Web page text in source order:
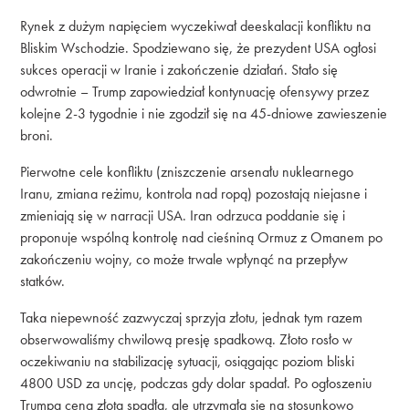
Rynek z dużym napięciem wyczekiwał deeskalacji konfliktu na
Bliskim Wschodzie. Spodziewano się, że prezydent USA ogłosi
sukces operacji w Iranie i zakończenie działań. Stało się
odwrotnie – Trump zapowiedział kontynuację ofensywy przez
kolejne 2-3 tygodnie i nie zgodził się na 45-dniowe zawieszenie
broni.
Pierwotne cele konfliktu (zniszczenie arsenału nuklearnego
Iranu, zmiana reżimu, kontrola nad ropą) pozostają niejasne i
zmieniają się w narracji USA. Iran odrzuca poddanie się i
proponuje wspólną kontrolę nad cieśniną Ormuz z Omanem po
zakończeniu wojny, co może trwale wpłynąć na przepływ
statków.
Taka niepewność zazwyczaj sprzyja złotu, jednak tym razem
obserwowaliśmy chwilową presję spadkową. Złoto rosło w
oczekiwaniu na stabilizację sytuacji, osiągając poziom bliski
4800 USD za uncję, podczas gdy dolar spadał. Po ogłoszeniu
Trumpa cena złota spadła, ale utrzymała się na stosunkowo